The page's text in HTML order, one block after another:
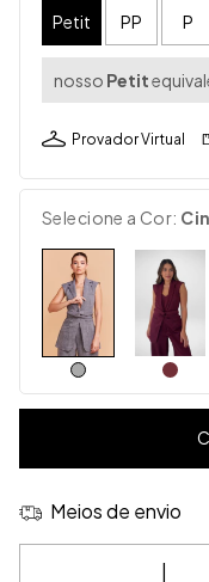
Selecione a Cor:
Petit PP P
nosso Petit
Provador Virtual
Meios de envio
Entregas para o CEP: